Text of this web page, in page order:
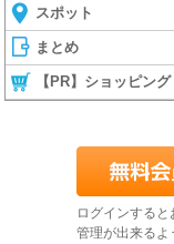
スポット
まとめ
【PR】ショッピング
ログインする
管理が出来るよ